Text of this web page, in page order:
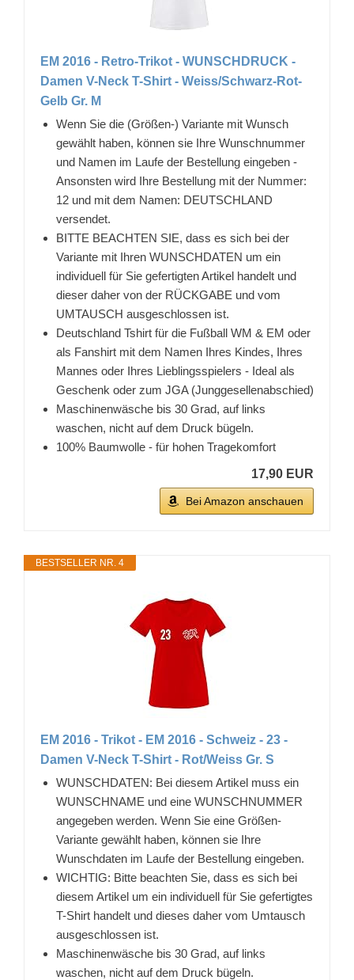
EM 2016 - Retro-Trikot - WUNSCHDRUCK -
Damen V-Neck T-Shirt - Weiss/Schwarz-Rot-
Gelb Gr. M
Wenn Sie die (Größen-) Variante mit Wunsch
gewählt haben, können sie Ihre Wunschnummer
und Namen im Laufe der Bestellung eingeben -
Ansonsten wird Ihre Bestellung mit der Nummer:
12 und mit dem Namen: DEUTSCHLAND
versendet.
BITTE BEACHTEN SIE, dass es sich bei der
Variante mit Ihren WUNSCHDATEN um ein
individuell für Sie gefertigten Artikel handelt und
dieser daher von der RÜCKGABE und vom
UMTAUSCH ausgeschlossen ist.
Deutschland Tshirt für die Fußball WM & EM oder
als Fanshirt mit dem Namen Ihres Kindes, Ihres
Mannes oder Ihres Lieblingsspielers - Ideal als
Geschenk oder zum JGA (Junggesellenabschied)
Maschinenwäsche bis 30 Grad, auf links
waschen, nicht auf dem Druck bügeln.
100% Baumwolle - für hohen Tragekomfort
17,90 EUR
Bei Amazon anschauen
BESTSELLER NR. 4
EM 2016 - Trikot - EM 2016 - Schweiz - 23 -
Damen V-Neck T-Shirt - Rot/Weiss Gr. S
WUNSCHDATEN: Bei diesem Artikel muss ein
WUNSCHNAME und eine WUNSCHNUMMER
angegeben werden. Wenn Sie eine Größen-
Variante gewählt haben, können sie Ihre
Wunschdaten im Laufe der Bestellung eingeben.
WICHTIG: Bitte beachten Sie, dass es sich bei
diesem Artikel um ein individuell für Sie gefertigtes
T-Shirt handelt und dieses daher vom Umtausch
ausgeschlossen ist.
Maschinenwäsche bis 30 Grad, auf links
waschen, nicht auf dem Druck bügeln.